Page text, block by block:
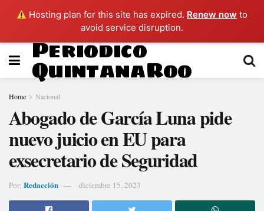
Hosting plan for this site has expired. Renew now to
avoid service disruption.
Periodico
QuintanaRoo
Home Nacional
Abogado de García Luna pide
nuevo juicio en EU para
exsecretario de Seguridad
Por: Redacción diciembre 15, 2023